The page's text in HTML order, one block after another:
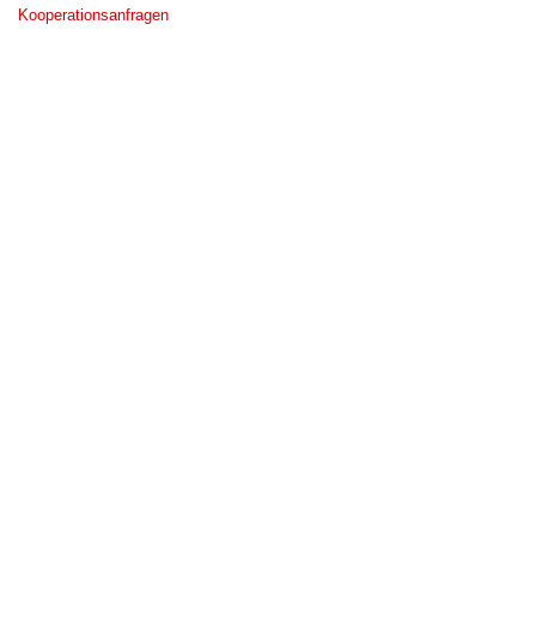
Kooperationsanfragen